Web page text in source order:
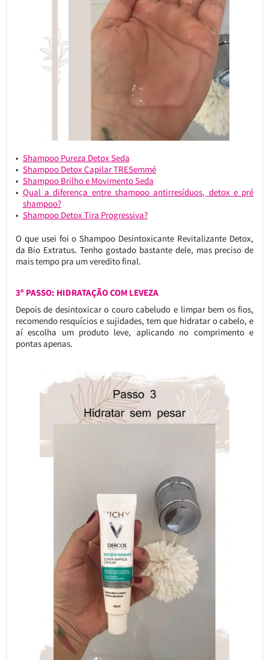
Shampoo Pureza Detox Seda
Shampoo Detox Capilar TRESemmé
Shampoo Brilho e Movimento Seda
Qual a diferença entre shampoo antirresíduos, detox e pré
shampoo?
Shampoo Detox Tira Progressiva?
O que usei foi o Shampoo Desintoxicante Revitalizante Detox,
da Bio Extratus. Tenho gostado bastante dele, mas preciso de
mais tempo pra um veredito final.
3º PASSO: HIDRATAÇÃO COM LEVEZA
Depois de desintoxicar o couro cabeludo e limpar bem os fios,
recomendo resquícios e sujidades, tem que hidratar o cabelo, e
aí escolha um produto leve, aplicando no comprimento e
pontas apenas.